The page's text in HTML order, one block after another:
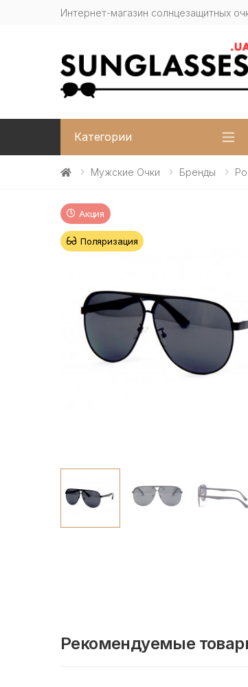
Интернет-магазин солнцезащитных
Категории
Мужские Очки Бренды
Акция
Поляризация
Рекомендуемые